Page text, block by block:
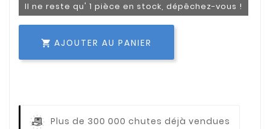
Il ne reste qu' 1 pièce en stock, dépêchez-vous !
 AJOUTER AU PANIER
Plus de 300 000 chutes déjà vendues